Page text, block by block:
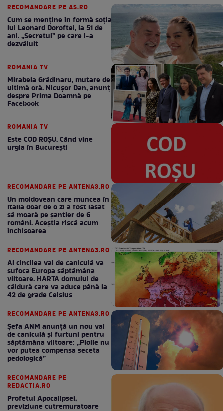
RECOMANDARE PE AS.RO
Cum se menţine în formă soţia
lui Leonard Doroftei, la 51 de
ani. „Secretul” pe care l-a
dezvăluit
ROMANIA TV
Mirabela Grădinaru, mutare de
ultimă oră. Nicuşor Dan, anunţ
despre Prima Doamnă pe
Facebook
ROMANIA TV
Este COD ROŞU. Când vine
urgia în Bucureşti
RECOMANDARE PE ANTENA3.RO
Un moldovean care muncea în
Italia doar de o zi a fost lăsat
să moară pe şantier de 6
români. Aceștia riscă acum
închisoarea
RECOMANDARE PE ANTENA3.RO
Al cincilea val de caniculă va
sufoca Europa săptămâna
viitoare. HARTA domului de
căldură care va aduce până la
42 de grade Celsius
RECOMANDARE PE ANTENA3.RO
Șefa ANM anunță un nou val
de caniculă și furtuni pentru
săptămâna viitoare: „Ploile nu
vor putea compensa seceta
pedologică”
RECOMANDARE PE
REDACTIA.RO
Profetul Apocalipsei,
previziune cutremuratoare